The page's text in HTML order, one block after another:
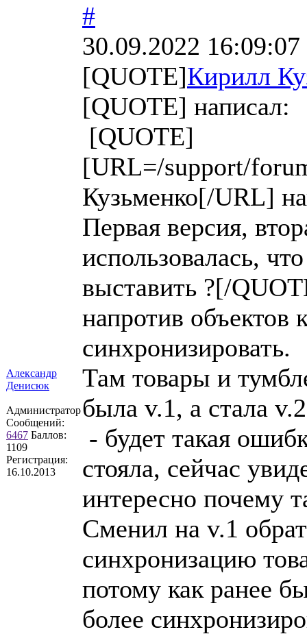
Александр
Денисюк
Администратор
Сообщений:
6467 Баллов:
1109
Регистрация:
16.10.2013
#
30.09.2022 16:09:07
[QUOTE]Кирилл
[QUOTE] написал:
[QUOTE]
[URL=/support/
Кузьменко[/URL]
Первая версия,
использовалась,
выставить ?[/
напротив объектов
синхронизировать.
Там товары и
была v.1, а стала
- будет такая
стояла, сейчас
интересно почему
Сменил на v.1
синхронизацию
потому как ранее
более